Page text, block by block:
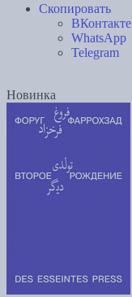
Скопировать
ВКонтакте
WhatsApp
Telegram
Новинка